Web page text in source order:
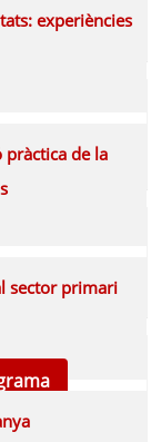
experiències
pràctica de la
sector primari